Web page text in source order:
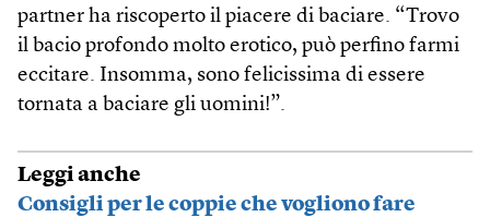
partner ha riscoperto il piacere di baciare. “Trovo
il bacio profondo molto erotico, può perfino farmi
eccitare. Insomma, sono felicissima di essere
tornata a baciare gli uomini!”.
Leggi anche
Consigli per le coppie che vogliono fare